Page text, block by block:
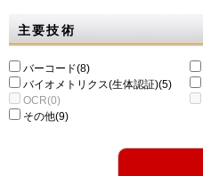
主要技術
バーコード(8)
バイオメトリクス(生体認証)(5)
OCR(0)
その他(9)